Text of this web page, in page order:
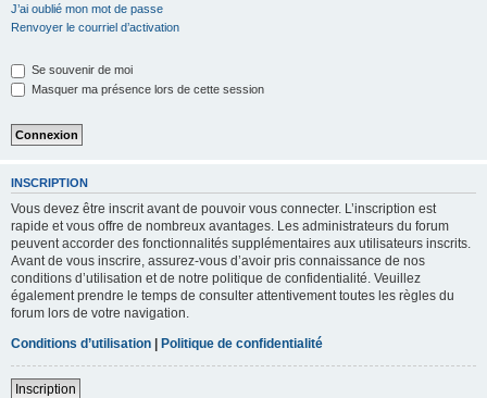
J’ai oublié mon mot de passe
Renvoyer le courriel d’activation
Se souvenir de moi
Masquer ma présence lors de cette session
INSCRIPTION
Vous devez être inscrit avant de pouvoir vous connecter. L’inscription est
rapide et vous offre de nombreux avantages. Les administrateurs du forum
peuvent accorder des fonctionnalités supplémentaires aux utilisateurs inscrits.
Avant de vous inscrire, assurez-vous d’avoir pris connaissance de nos
conditions d’utilisation et de notre politique de confidentialité. Veuillez
également prendre le temps de consulter attentivement toutes les règles du
forum lors de votre navigation.
Conditions d’utilisation | Politique de confidentialité
Inscription